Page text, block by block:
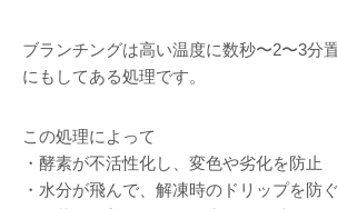
ブランチングは高い温度に数秒〜2〜3分
にもしてある処理です。
この処理によって
・酵素が不活性化し、変色や劣化を防止
・水分が飛んで、解凍時のドリップを防ぐ